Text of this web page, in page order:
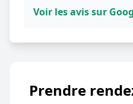
Voir les avis sur
Prendre